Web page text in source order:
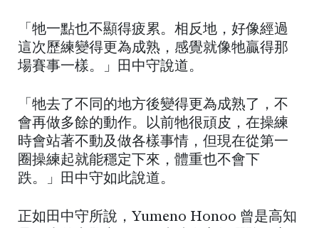
「牠一點也不顯得疲累。相反地，好像經過
這次歷練變得更為成熟，感覺就像牠贏得那
場賽事一樣。」田中守說道。
「牠去了不同的地方後變得更為成熟了，不
會再做多餘的動作。以前牠很頑皮，在操練
時會站著不動及做各樣事情，但現在從第一
圈操練起就能穩定下來，體重也不會下
跌。」田中守如此說道。
正如田中守所說，Yumeno Honoo 曾是高知